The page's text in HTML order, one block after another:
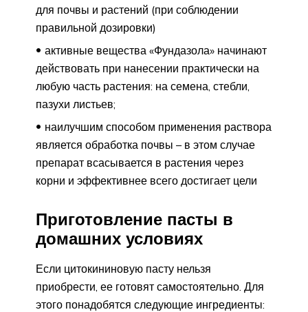
для почвы и растений (при соблюдении
правильной дозировки)
активные вещества «Фундазола» начинают
действовать при нанесении практически на
любую часть растения: на семена, стебли,
пазухи листьев;
наилучшим способом применения раствора
является обработка почвы – в этом случае
препарат всасывается в растения через
корни и эффективнее всего достигает цели
Приготовление пасты в
домашних условиях
Если цитокининовую пасту нельзя
приобрести, ее готовят самостоятельно. Для
этого понадобятся следующие ингредиенты: